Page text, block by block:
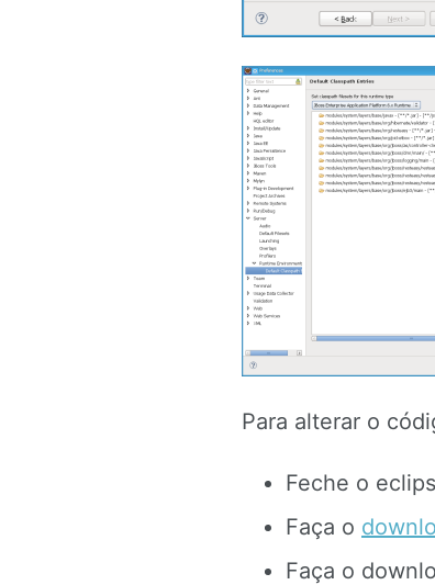
Para alterar o
Feche o
Faça o
Faça o